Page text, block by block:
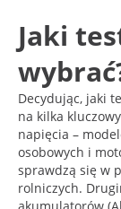
Jaki
Decydując, jaki
na kilka
napięcia –
osobowych i
sprawdzą się w
rolniczych.